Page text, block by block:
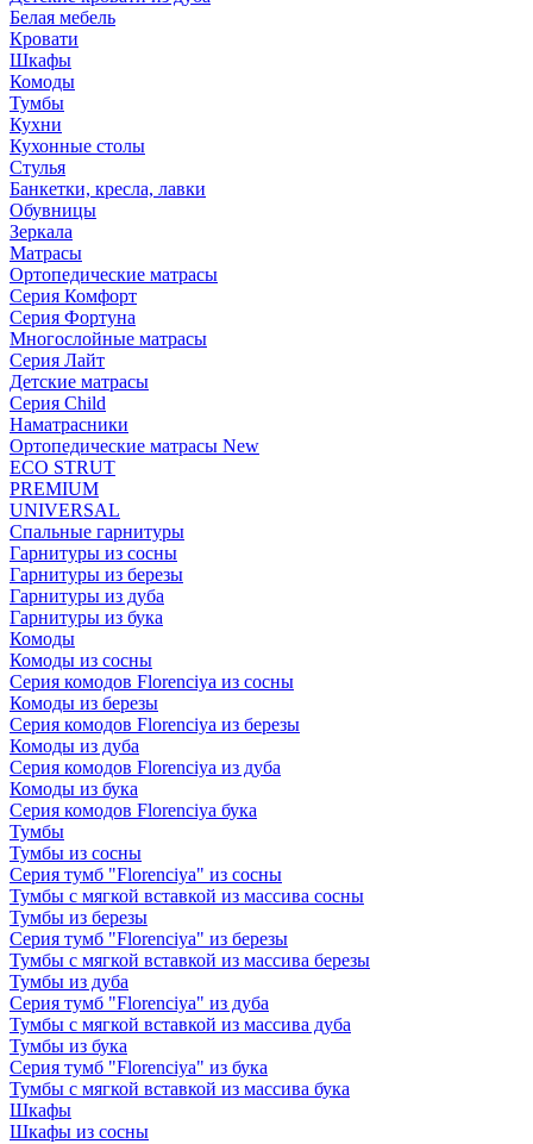
Белая мебель
Кровати
Шкафы
Комоды
Тумбы
Кухни
Кухонные столы
Стулья
Банкетки, кресла, лавки
Обувницы
Зеркала
Матрасы
Ортопедические матрасы
Серия Комфорт
Серия Фортуна
Многослойные матрасы
Серия Лайт
Детские матрасы
Серия Child
Наматрасники
Ортопедические матрасы New
ECO STRUT
PREMIUM
UNIVERSAL
Спальные гарнитуры
Гарнитуры из сосны
Гарнитуры из березы
Гарнитуры из дуба
Гарнитуры из бука
Комоды
Комоды из сосны
Серия комодов Florenciya из сосны
Комоды из березы
Серия комодов Florenciya из березы
Комоды из дуба
Серия комодов Florenciya из дуба
Комоды из бука
Серия комодов Florenciya бука
Тумбы
Тумбы из сосны
Серия тумб "Florenciya" из сосны
Тумбы с мягкой вставкой из массива сосны
Тумбы из березы
Серия тумб "Florenciya" из березы
Тумбы с мягкой вставкой из массива березы
Тумбы из дуба
Серия тумб "Florenciya" из дуба
Тумбы с мягкой вставкой из массива дуба
Тумбы из бука
Серия тумб "Florenciya" из бука
Тумбы с мягкой вставкой из массива бука
Шкафы
Шкафы из сосны